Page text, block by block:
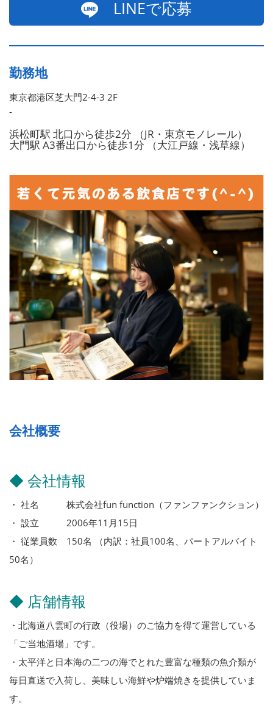
LINEで応募
勤務地
東京都港区芝大門2-4-3 2F
-
浜松町駅 北口から徒歩2分 （JR・東京モノレール）
大門駅 A3番出口から徒歩1分 （大江戸線・浅草線）
会社概要
◆ 会社情報
・ 社名 株式会社fun function（ファンファンクション）
・ 設立 2006年11月15日
・ 従業員数 150名 （内訳：社員100名、パートアルバイト
50名）
◆ 店舗情報
・北海道八雲町の行政（役場）のご協力を得て運営している
「ご当地酒場」です。
・太平洋と日本海の二つの海でとれた豊富な種類の魚介類が
毎日直送で入荷し、美味しい海鮮や炉端焼きを提供していま
す。